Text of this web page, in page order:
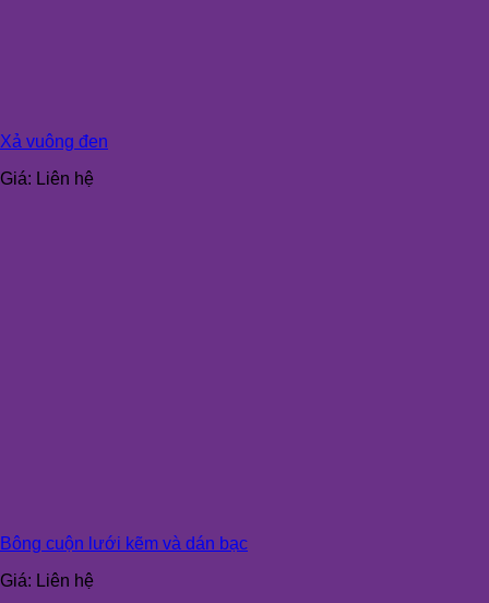
Xả vuông đen
Giá: Liên hệ
Bông cuộn lưới kẽm và dán bạc
Giá: Liên hệ